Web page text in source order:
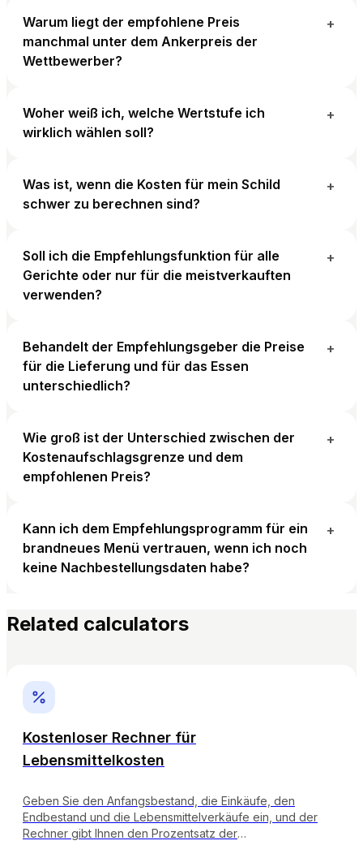
Warum liegt der empfohlene Preis
manchmal unter dem Ankerpreis der
Wettbewerber?
+
Woher weiß ich, welche Wertstufe ich
wirklich wählen soll?
+
Was ist, wenn die Kosten für mein Schild
schwer zu berechnen sind?
+
Soll ich die Empfehlungsfunktion für alle
Gerichte oder nur für die meistverkauften
verwenden?
+
Behandelt der Empfehlungsgeber die Preise
für die Lieferung und für das Essen
unterschiedlich?
+
Wie groß ist der Unterschied zwischen der
Kostenaufschlagsgrenze und dem
empfohlenen Preis?
+
Kann ich dem Empfehlungsprogramm für ein
brandneues Menü vertrauen, wenn ich noch
keine Nachbestellungsdaten habe?
+
Related calculators
Kostenloser Rechner für
Lebensmittelkosten
Geben Sie den Anfangsbestand, die Einkäufe, den
Endbestand und die Lebensmittelverkäufe ein, und der
Rechner gibt Ihnen den Prozentsatz der